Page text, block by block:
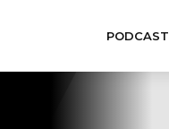
PODCAST